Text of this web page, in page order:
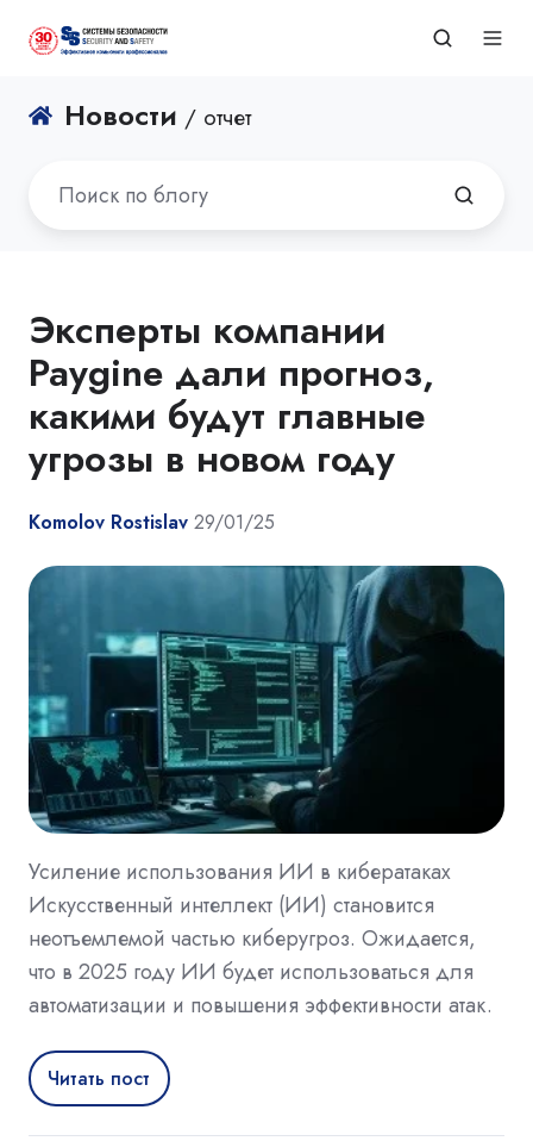
Новости / отчет
Эксперты компании
Paygine дали прогноз,
какими будут главные
угрозы в новом году
Komolov Rostislav 29/01/25
Усиление использования ИИ в кибератаках
Искусственный интеллект (ИИ) становится
неотъемлемой частью киберугроз. Ожидается,
что в 2025 году ИИ будет использоваться для
автоматизации и повышения эффективности атак.
Читать пост